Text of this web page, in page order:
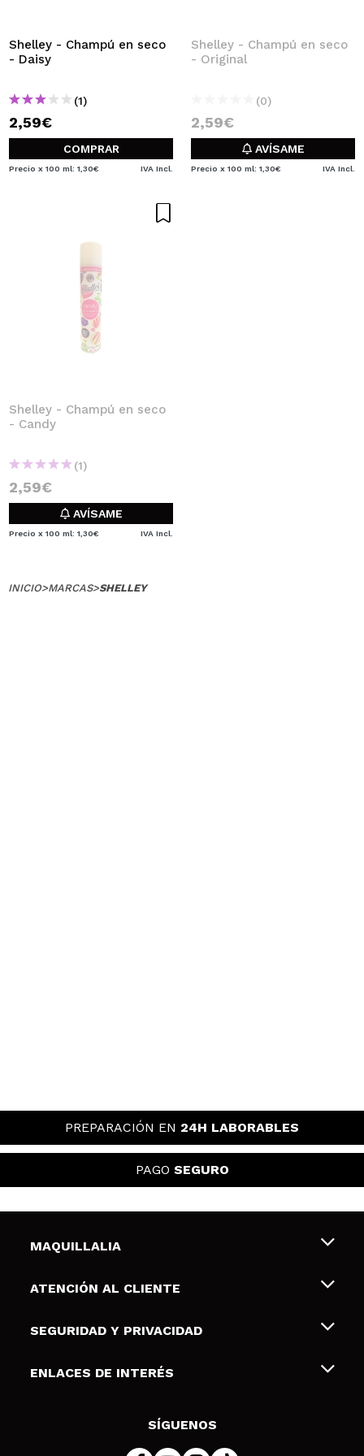
Al crear una cuenta en Maquillalia.com podrás realizar
tus compras rápidamente, revisar el estado de tus
pedidos y consultar tus operaciones anteriores.
CREAR CUENTA
Shelley - Champú en seco
- Daisy
(1)
2,59€
COMPRAR
Precio x 100 ml: 1,30€ IVA Incl.
Shelley - Champú en seco
- Original
(0)
2,59€
AVÍSAME
Precio x 100 ml: 1,30€ IVA Incl.
Shelley - Champú en seco
- Candy
(1)
2,59€
AVÍSAME
Precio x 100 ml: 1,30€ IVA Incl.
INICIO>MARCAS>SHELLEY
PREPARACIÓN EN 24H LABORABLES
PAGO SEGURO
MAQUILLALIA
Sobre nosotros
Tarjetas de Regalo
ATENCIÓN AL CLIENTE
Envíos y devoluciones
Formas de pago
SEGURIDAD Y PRIVACIDAD
Terminos y condiciones de uso
Política de cookies
ENLACES DE INTERÉS
SÍGUENOS